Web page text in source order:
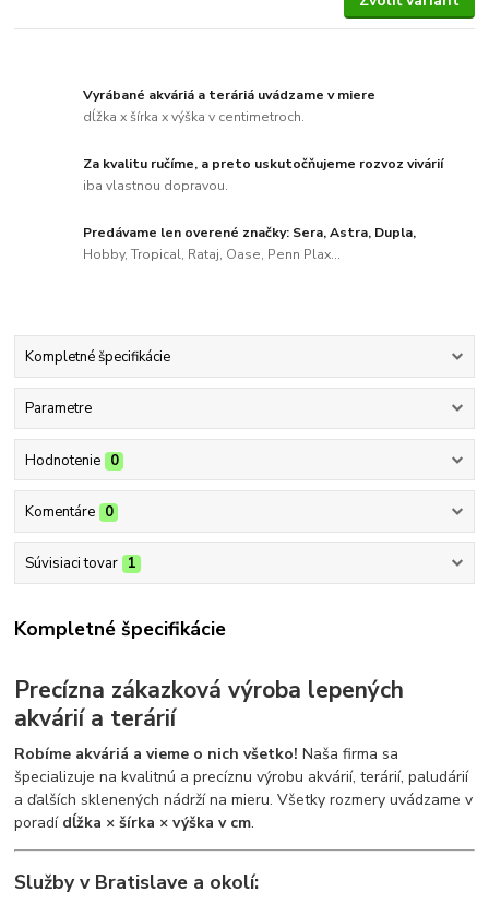
Vyrábané akváriá a teráriá uvádzame v miere
dĺžka x šírka x výška v centimetroch.
Za kvalitu ručíme, a preto uskutočňujeme rozvoz vivárií
iba vlastnou dopravou.
Predávame len overené značky: Sera, Astra, Dupla,
Hobby, Tropical, Rataj, Oase, Penn Plax...
Kompletné špecifikácie
Parametre
Hodnotenie 0
Komentáre 0
Súvisiaci tovar 1
Kompletné špecifikácie
Precízna zákazková výroba lepených
akvárií a terárií
Robíme akváriá a vieme o nich všetko! Naša firma sa
špecializuje na kvalitnú a precíznu výrobu akvárií, terárií, paludárií
a ďalších sklenených nádrží na mieru. Všetky rozmery uvádzame v
poradí dĺžka × šírka × výška v cm.
Služby v Bratislave a okolí: